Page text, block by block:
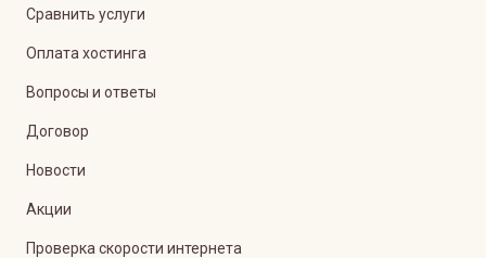
Сравнить услуги
Оплата хостинга
Вопросы и ответы
Договор
Новости
Акции
Проверка скорости интернета